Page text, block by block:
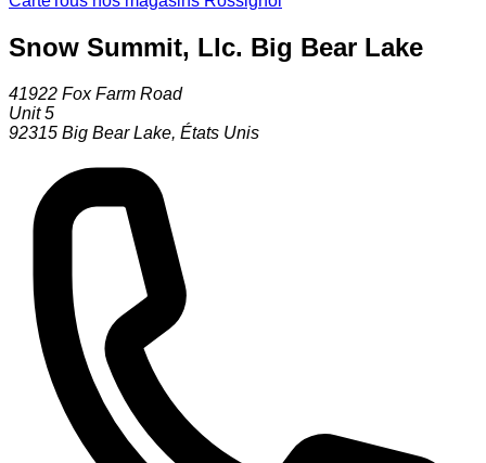
Snow Summit, Llc. Big Bear Lake
41922 Fox Farm Road
Unit 5
92315 Big Bear Lake, États Unis